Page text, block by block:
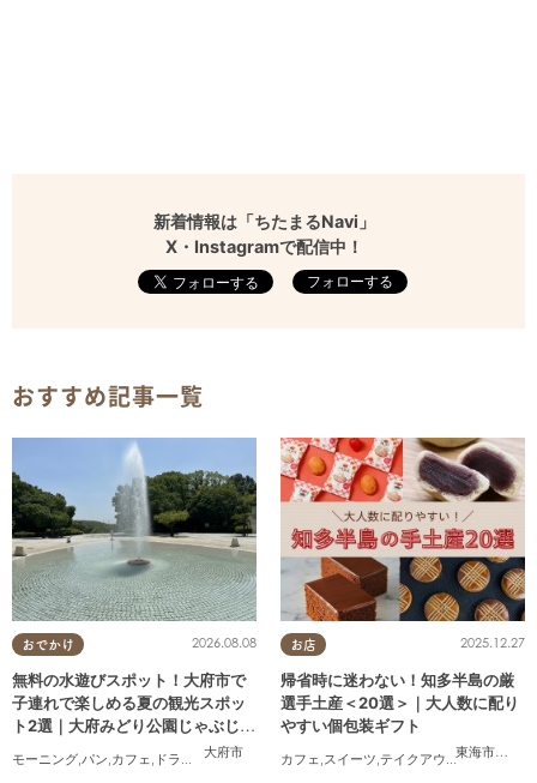
新着情報は「ちたまるNavi」
X・Instagramで配信中！
フォローする
おすすめ記事一覧
おでかけ
大府市
2026.08.08
無料の水遊びスポット！大府市で
子連れで楽しめる夏の観光スポッ
ト2選｜大府みどり公園じゃぶじゃ
ぶ池、ぱんやSUNとえふ
モーニング,パン,カフェ, ドライブ ,観光, 行ってみたレポ,KURUTOHP
お店
東海市
,大府
2025.12.27
帰省時に迷わない！知多半島の厳
選手土産＜20選＞｜大人数に配り
やすい個包装ギフト
カフェ,スイーツ,テイクアウト ,まとめ記事